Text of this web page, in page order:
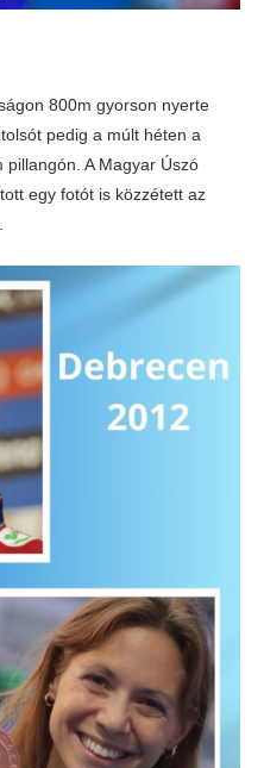
800m gyorson nyerte
pedig a múlt héten a
A Magyar Úszó
egy fotót is közzétett az